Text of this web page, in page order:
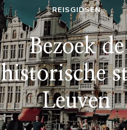
REISGIDSEN
Bezoek de
historische
Leuven